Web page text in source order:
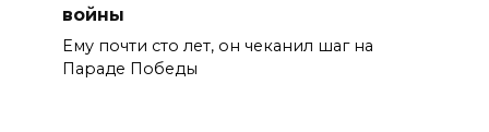
войны
Ему почти сто лет, он чеканил шаг на
Параде Победы